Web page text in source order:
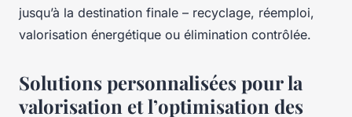
jusqu’à la destination finale – recyclage, réemploi,
valorisation énergétique ou élimination contrôlée.
Solutions personnalisées pour la
valorisation et l’optimisation des